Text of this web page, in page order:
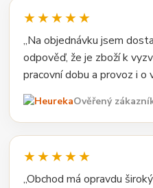
★★★★★
„Na objednávku jsem
odpověď, že je zboží k
pracovní dobu a provoz i o
Ověřený
★★★★★
„Obchod má opravdu